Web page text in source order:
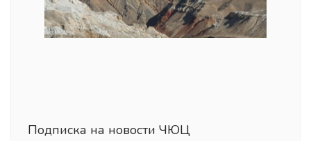
Подписка на новости ЧЮЦ